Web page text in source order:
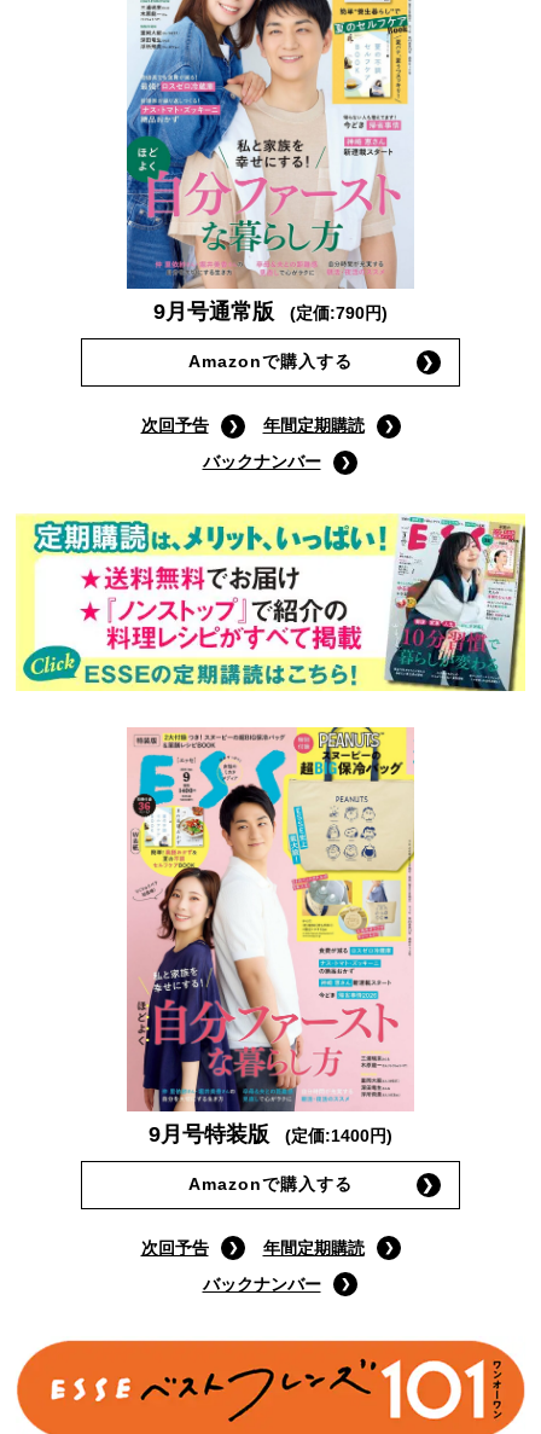
9月号通常版 (定価:790円)
Amazonで購入する
次回予告
年間定期購読
バックナンバー
9月号特装版 (定価:1400円)
Amazonで購入する
次回予告
年間定期購読
バックナンバー